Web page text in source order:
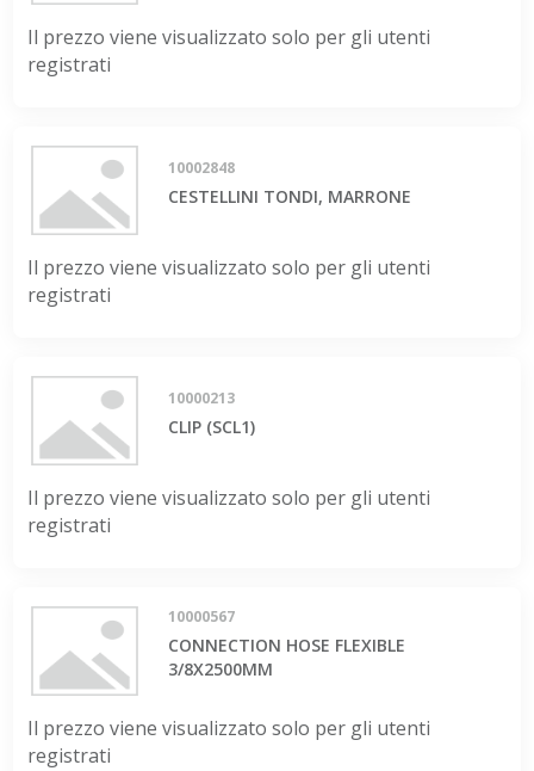
Il prezzo viene visualizzato solo per gli utenti
registrati
10002848
CESTELLINI TONDI, MARRONE
Il prezzo viene visualizzato solo per gli utenti
registrati
10000213
CLIP (SCL1)
Il prezzo viene visualizzato solo per gli utenti
registrati
10000567
CONNECTION HOSE FLEXIBLE
3/8X2500MM
Il prezzo viene visualizzato solo per gli utenti
registrati